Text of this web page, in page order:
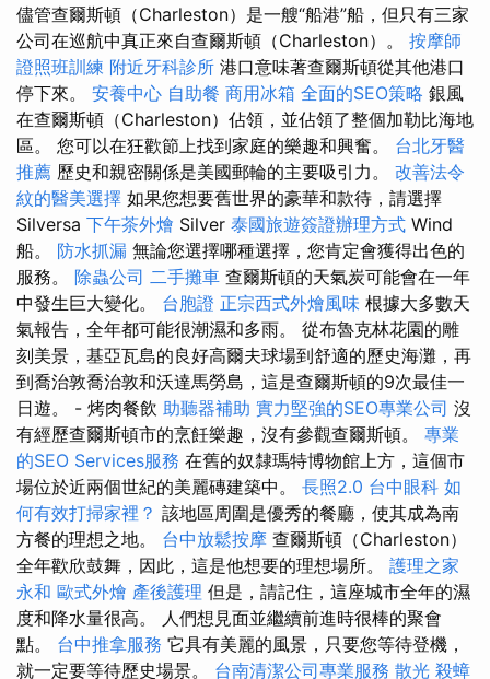
儘管查爾斯頓（Charleston）是一艘“船港”船，但只有三家
公司在巡航中真正來自查爾斯頓（Charleston）。 按摩師
證照班訓練 附近牙科診所 港口意味著查爾斯頓從其他港口
停下來。 安養中心 自助餐 商用冰箱 全面的SEO策略 銀風
在查爾斯頓（Charleston）佔領，並佔領了整個加勒比海地
區。 您可以在狂歡節上找到家庭的樂趣和興奮。 台北牙醫
推薦 歷史和親密關係是美國郵輪的主要吸引力。 改善法令
紋的醫美選擇 如果您想要舊世界的豪華和款待，請選擇
Silversa 下午茶外燴 Silver 泰國旅遊簽證辦理方式 Wind
船。 防水抓漏 無論您選擇哪種選擇，您肯定會獲得出色的
服務。 除蟲公司 二手攤車 查爾斯頓的天氣炭可能會在一年
中發生巨大變化。 台胞證 正宗西式外燴風味 根據大多數天
氣報告，全年都可能很潮濕和多雨。 從布魯克林花園的雕
刻美景，基亞瓦島的良好高爾夫球場到舒適的歷史海灘，再
到喬治敦喬治敦和沃達馬勞島，這是查爾斯頓的9次最佳一
日遊。 - 烤肉餐飲 助聽器補助 實力堅強的SEO專業公司 沒
有經歷查爾斯頓市的烹飪樂趣，沒有參觀查爾斯頓。 專業
的SEO Services服務 在舊的奴隸瑪特博物館上方，這個市
場位於近兩個世紀的美麗磚建築中。 長照2.0 台中眼科 如
何有效打掃家裡？ 該地區周圍是優秀的餐廳，使其成為南
方餐的理想之地。 台中放鬆按摩 查爾斯頓（Charleston）
全年歡欣鼓舞，因此，這是他想要的理想場所。 護理之家
永和 歐式外燴 產後護理 但是，請記住，這座城市全年的濕
度和降水量很高。 人們想見面並繼續前進時很棒的聚會
點。 台中推拿服務 它具有美麗的風景，只要您等待登機，
就一定要等待歷史場景。 台南清潔公司專業服務 散光 殺蟑